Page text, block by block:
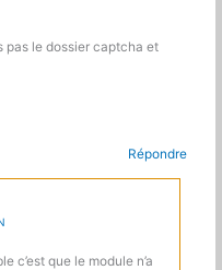
pas le dossier captcha et
Répondre
c’est que le module n’a